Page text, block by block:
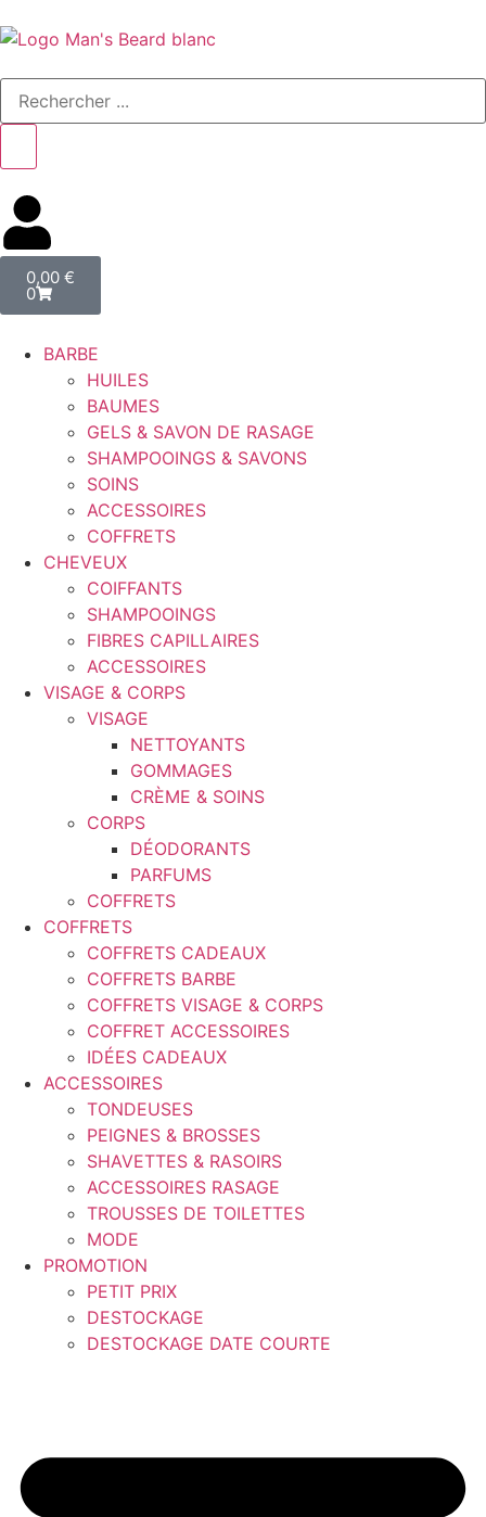
0,00 €
0
BARBE
HUILES
BAUMES
GELS & SAVON DE RASAGE
SHAMPOOINGS & SAVONS
SOINS
ACCESSOIRES
COFFRETS
CHEVEUX
COIFFANTS
SHAMPOOINGS
FIBRES CAPILLAIRES
ACCESSOIRES
VISAGE & CORPS
VISAGE
NETTOYANTS
GOMMAGES
CRÈME & SOINS
CORPS
DÉODORANTS
PARFUMS
COFFRETS
COFFRETS
COFFRETS CADEAUX
COFFRETS BARBE
COFFRETS VISAGE & CORPS
COFFRET ACCESSOIRES
IDÉES CADEAUX
ACCESSOIRES
TONDEUSES
PEIGNES & BROSSES
SHAVETTES & RASOIRS
ACCESSOIRES RASAGE
TROUSSES DE TOILETTES
MODE
PROMOTION
PETIT PRIX
DESTOCKAGE
DESTOCKAGE DATE COURTE